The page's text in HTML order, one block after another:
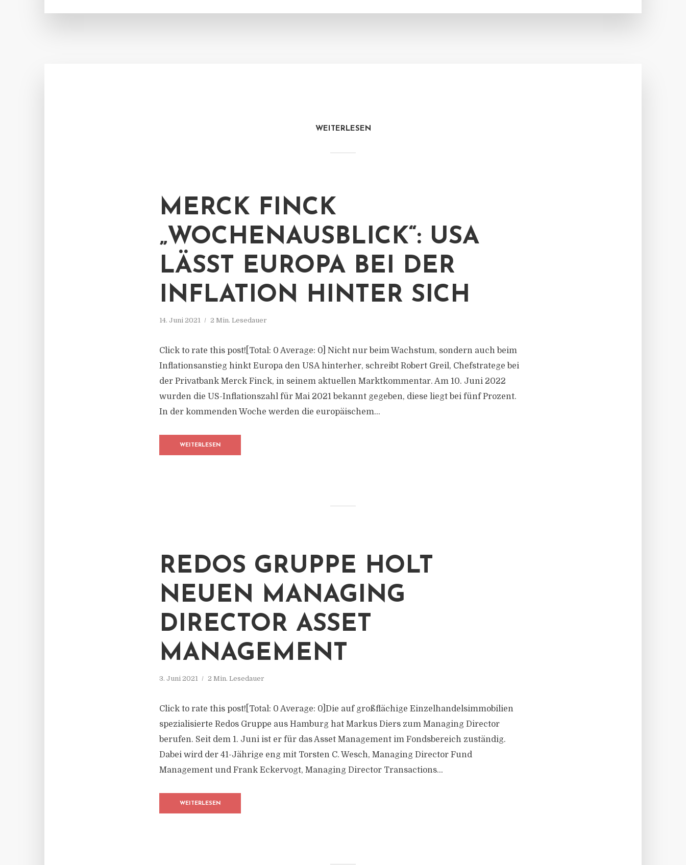
WEITERLESEN
MERCK FINCK
„WOCHENAUSBLICK“: USA
LÄSST EUROPA BEI DER
INFLATION HINTER SICH
14. Juni 2021 2 Min. Lesedauer
Click to rate this post![Total: 0 Average: 0] Nicht nur beim Wachstum, sondern auch beim
Inflationsanstieg hinkt Europa den USA hinterher, schreibt Robert Greil, Chefstratege bei
der Privatbank Merck Finck, in seinem aktuellen Marktkommentar. Am 10. Juni 2022
wurden die US-Inflationszahl für Mai 2021 bekannt gegeben, diese liegt bei fünf Prozent.
In der kommenden Woche werden die europäischem...
WEITERLESEN
REDOS GRUPPE HOLT
NEUEN MANAGING
DIRECTOR ASSET
MANAGEMENT
3. Juni 2021 2 Min. Lesedauer
Click to rate this post![Total: 0 Average: 0]Die auf großflächige Einzelhandelsimmobilien
spezialisierte Redos Gruppe aus Hamburg hat Markus Diers zum Managing Director
berufen. Seit dem 1. Juni ist er für das Asset Management im Fondsbereich zuständig.
Dabei wird der 41-Jährige eng mit Torsten C. Wesch, Managing Director Fund
Management und Frank Eckervogt, Managing Director Transactions...
WEITERLESEN